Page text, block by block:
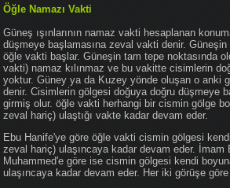
Öğle Namazı Vakti
Güneş ışınlarının namaz vakti hesaplanan
düşmeye başlamasına zeval vakti denir.
öğle vakti başlar. Güneşin tam tepe noktasında
vakti) namaz kılınmaz ve bu vakitte cisimlerin
yoktur. Güney ya da Kuzey yönde oluşan o anki
denir. Cisimlerin gölgesi doğuya doğru düşmeye
girmiş olur. öğle vakti herhangi bir cismin gölge
zeval hariç) ulaştığı vakte kadar devam eder.
Ebu Hanife'ye göre öğle vakti cismin gölgesi
zeval hariç) ulaşıncaya kadar devam eder. İmam
Muhammed'e göre ise cismin gölgesi kendi
ulaşıncaya kadar devam eder. Her iki görüşe göre